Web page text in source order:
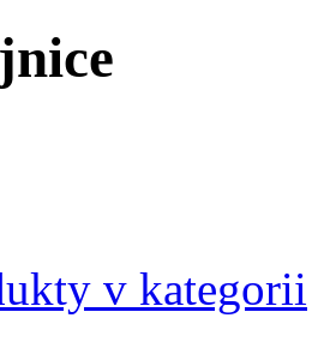
v kategorii